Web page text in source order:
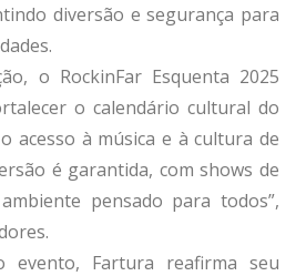
diversão e segurança para
o RockinFar Esquenta 2025
o calendário cultural do
acesso à música e à cultura de
é garantida, com shows de
pensado para todos”,
evento, Fartura reafirma seu